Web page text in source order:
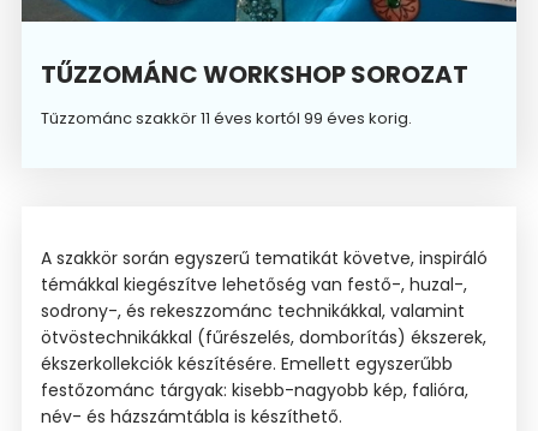
TŰZZOMÁNC WORKSHOP SOROZAT
Tűzzománc szakkör 11 éves kortól 99 éves korig.
A szakkör során egyszerű tematikát követve, inspiráló
témákkal kiegészítve lehetőség van festő-, huzal-,
sodrony-, és rekeszzománc technikákkal, valamint
ötvöstechnikákkal (fűrészelés, domborítás) ékszerek,
ékszerkollekciók készítésére. Emellett egyszerűbb
festőzománc tárgyak: kisebb-nagyobb kép, falióra,
név- és házszámtábla is készíthető.